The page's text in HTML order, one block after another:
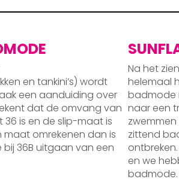
en tankini’s) wordt
een aanduiding over
dat de omvang van
is en de slip-maat is
maat omrekenen dan is
bij 36B uitgaan van een
Na het
helemaal
badmode
naar een
zittend
en we
badmode.